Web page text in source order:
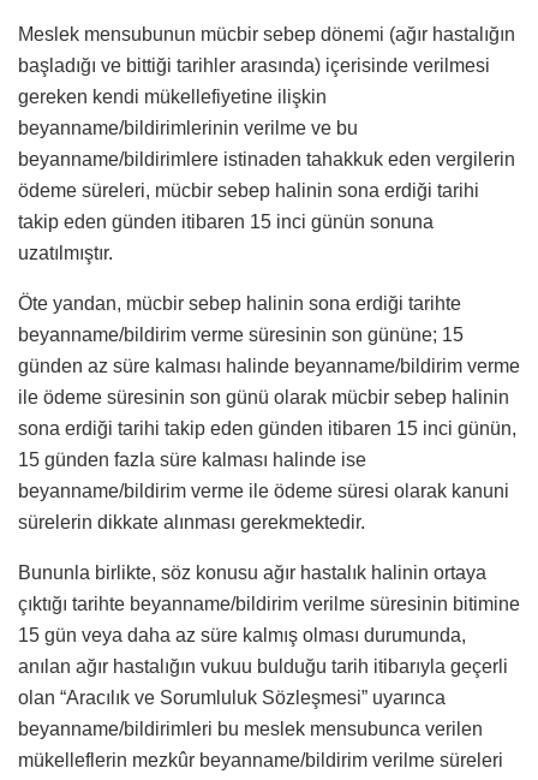
Meslek mensubunun mücbir sebep dönemi (ağır hastalığın
başladığı ve bittiği tarihler arasında) içerisinde verilmesi
gereken kendi mükellefiyetine ilişkin
beyanname/bildirimlerinin verilme ve bu
beyanname/bildirimlere istinaden tahakkuk eden vergilerin
ödeme süreleri, mücbir sebep halinin sona erdiği tarihi
takip eden günden itibaren 15 inci günün sonuna
uzatılmıştır.
Öte yandan, mücbir sebep halinin sona erdiği tarihte
beyanname/bildirim verme süresinin son gününe; 15
günden az süre kalması halinde beyanname/bildirim verme
ile ödeme süresinin son günü olarak mücbir sebep halinin
sona erdiği tarihi takip eden günden itibaren 15 inci günün,
15 günden fazla süre kalması halinde ise
beyanname/bildirim verme ile ödeme süresi olarak kanuni
sürelerin dikkate alınması gerekmektedir.
Bununla birlikte, söz konusu ağır hastalık halinin ortaya
çıktığı tarihte beyanname/bildirim verilme süresinin bitimine
15 gün veya daha az süre kalmış olması durumunda,
anılan ağır hastalığın vukuu bulduğu tarih itibarıyla geçerli
olan “Aracılık ve Sorumluluk Sözleşmesi” uyarınca
beyanname/bildirimleri bu meslek mensubunca verilen
mükelleflerin mezkûr beyanname/bildirim verilme süreleri